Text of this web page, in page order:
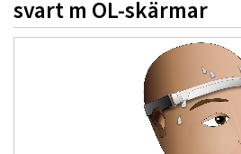
svart m OL-skärmar